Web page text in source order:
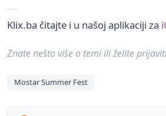
Klix.ba čitajte i u našoj aplikaciji za
Znate nešto više o temi ili želite
Mostar Summer Fest